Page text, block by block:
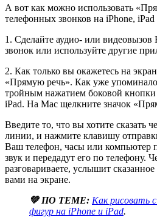
А вот как можно использовать
телефонных звонков на iPhone,
1. Сделайте аудио- или видеовызов
звонок или используйте другие
2. Как только вы окажетесь на
«Прямую речь». Как уже
тройным нажатием боковой
iPad. На Mac щелкните значок
Введите то, что вы хотите сказать
линии, и нажмите клавишу
Ваш телефон, часы или компьютер
звук и передадут его по телефону.
разговариваете, услышит
вами на экране.
💚 ПО ТЕМЕ: Как рисовать
фигур на iPhone и iPad.